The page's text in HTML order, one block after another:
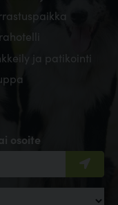
osoite
ja patikointi